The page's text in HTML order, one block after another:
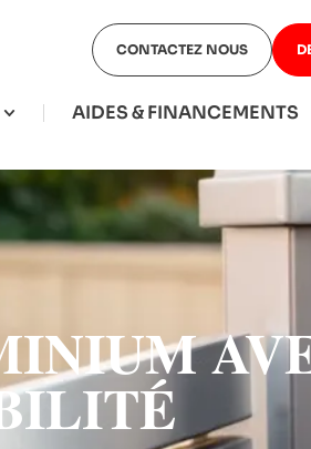
CONTACTEZ NOUS
AIDES & FINANCEMENTS